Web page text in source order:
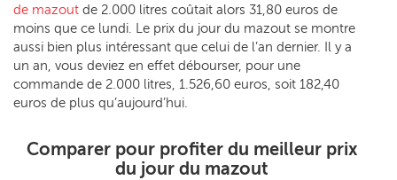
de mazout de 2.000 litres coûtait alors 31,80 euros de
moins que ce lundi. Le prix du jour du mazout se montre
aussi bien plus intéressant que celui de l’an dernier. Il y a
un an, vous deviez en effet débourser, pour une
commande de 2.000 litres, 1.526,60 euros, soit 182,40
euros de plus qu’aujourd’hui.
Comparer pour profiter du meilleur prix
du jour du mazout